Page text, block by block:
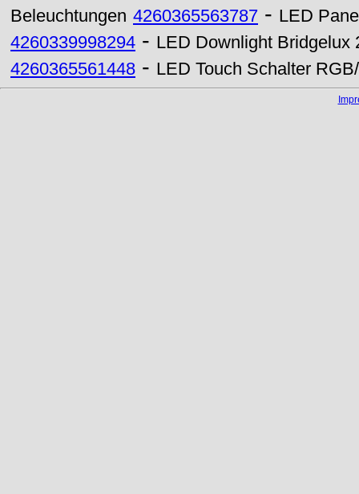
Beleuchtungen 4260365563787 - LED
4260339998294 - LED Downlight Bridgelux
4260365561448 - LED Touch Schalter